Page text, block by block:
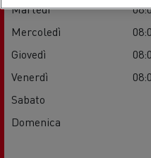
Martedì
Mercoledì
Giovedì
Venerdì
Sabato
Domenica